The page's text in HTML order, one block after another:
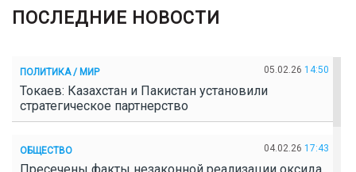
ПОСЛЕДНИЕ НОВОСТИ
ПОЛИТИКА / МИР 05.02.26 14:50
Токаев: Казахстан и Пакистан установили
стратегическое партнерство
ОБЩЕСТВО 04.02.26 17:43